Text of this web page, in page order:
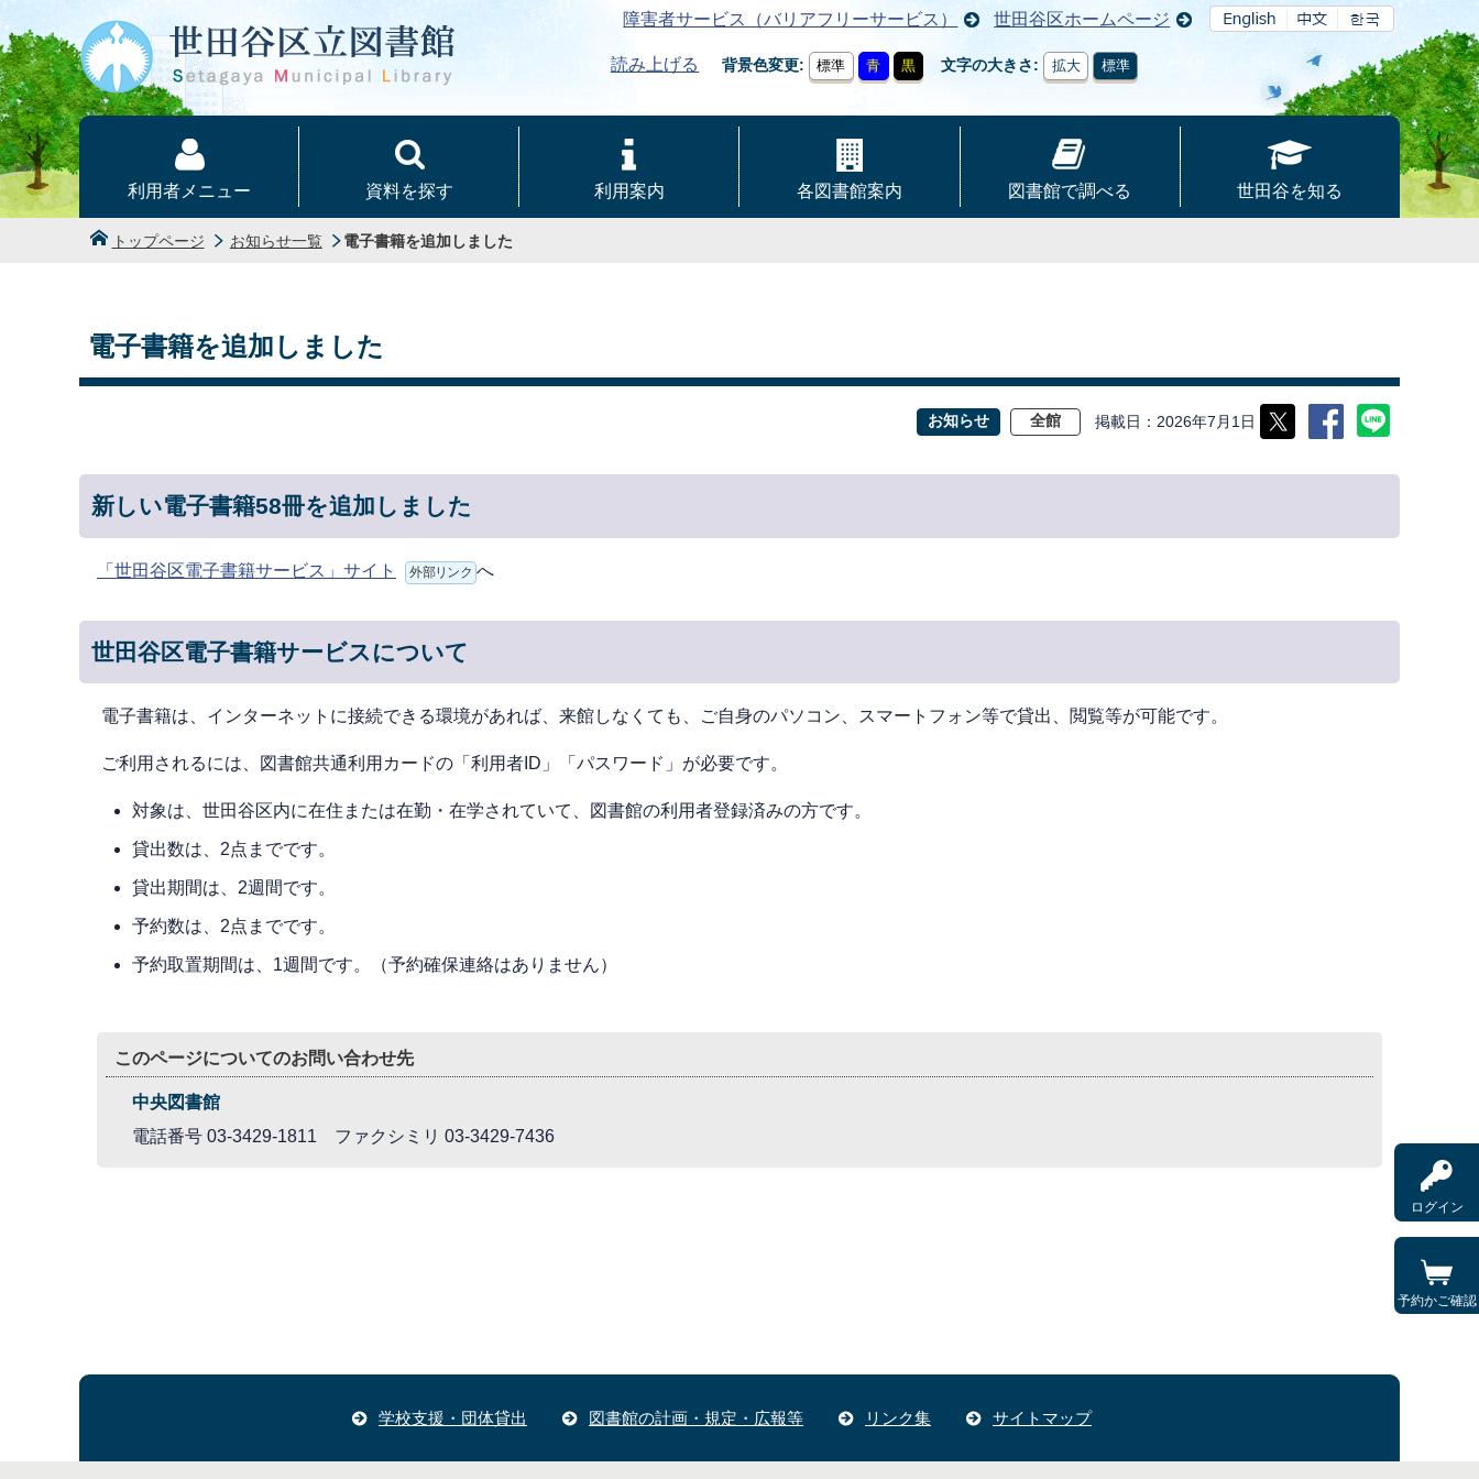
本文へ
障害者サービス（バリアフリーサービス） 世田谷区ホームページ
読み上げる 背景色変更 標準 青 黒 文字の大きさ 拡大 標準
ログイン
予約かご確認
利用者メニュー 資料を探す 利用案内 各図書館案内 図書館で調べる 世田谷を知る
トップページ お知らせ一覧 電子書籍を追加しました
電子書籍を追加しました
お知らせ 全館 掲載日 2026年7月1日
新しい電子書籍58冊を追加しました
「世田谷区電子書籍サービス」サイト 外部リンク へ
世田谷区電子書籍サービスについて
電⼦書籍は、インターネットに接続できる環境があれば、来館しなくても、ご⾃⾝のパソコン、スマートフォン等で貸出、閲覧等が可能です。
ご利⽤されるには、図書館共通利用カードの「利用者ID」「パスワード」が必要です。
対象は、世⽥⾕区内に在住または在勤・在学されていて、図書館の利⽤者登録済みの⽅です。
貸出数は、2点までです。
貸出期間は、2週間です。
予約数は、2点までです。
予約取置期間は、1週間です。（予約確保連絡はありません）
このページについてのお問い合わせ先
中央図書館
電話番号 03-3429-1811 ファクシミリ 03-3429-7436
学校支援・団体貸出 図書館の計画・規定・広報等 リンク集 サイトマップ